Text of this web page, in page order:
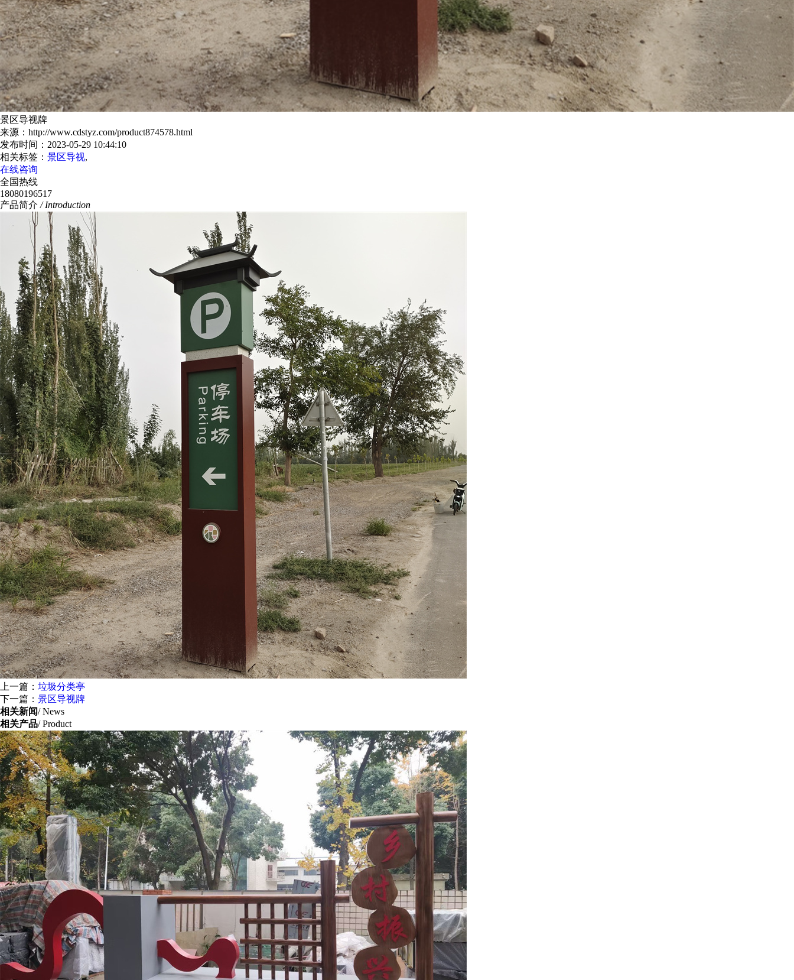
景区导视牌
来源：http://www.cdstyz.com/product874578.html
发布时间：2023-05-29 10:44:10
相关标签： 景区导视,
在线咨询
全国热线
18080196517
产品简介 / Introduction
上一篇： 垃圾分类亭
下一篇： 景区导视牌
相关新闻/ News
相关产品/ Product